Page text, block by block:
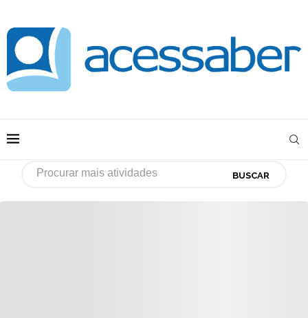
BUSCAR